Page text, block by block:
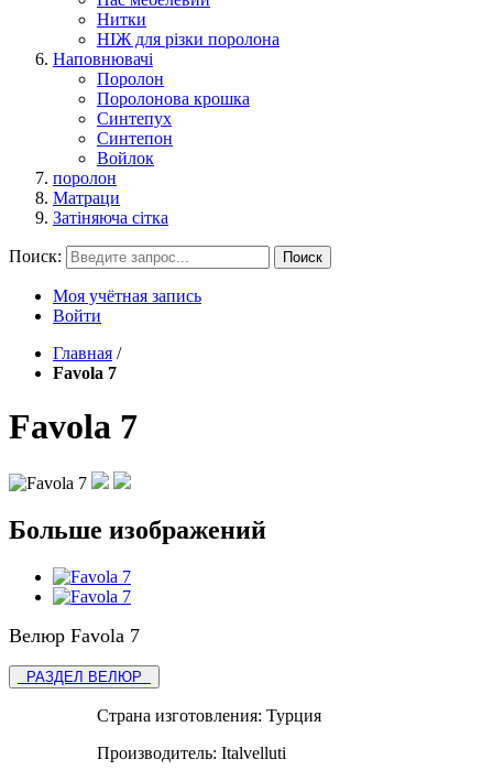
Нитки
НІЖ для різки поролона
Наповнювачі
Поролон
Поролонова крошка
Синтепух
Синтепон
Войлок
поролон
Матраци
Затіняюча сітка
Поиск: Поиск
Моя учётная запись
Войти
Главная /
Favola 7
Favola 7
Больше изображений
Велюр Favola 7
РАЗДЕЛ ВЕЛЮР
Страна изготовления: Турция
Производитель: Italvelluti